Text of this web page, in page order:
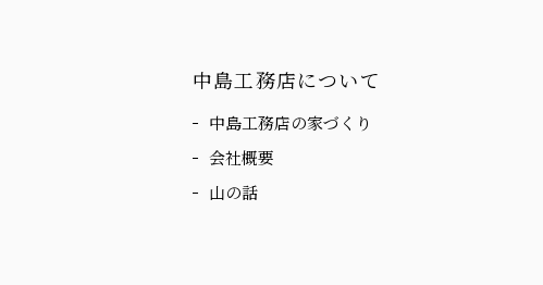
中島工務店について
中島工務店の家づくり
会社概要
山の話